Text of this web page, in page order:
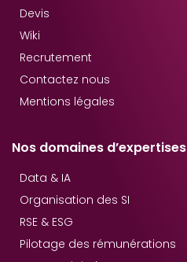
Devis
Wiki
Recrutement
Contactez nous
Mentions légales
Nos domaines d’expertises
Data & IA
Organisation des SI
RSE & ESG
Pilotage des rémunérations